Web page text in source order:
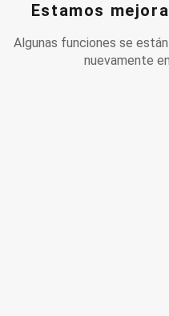
Estamos
Algunas funciones se
nuevamente